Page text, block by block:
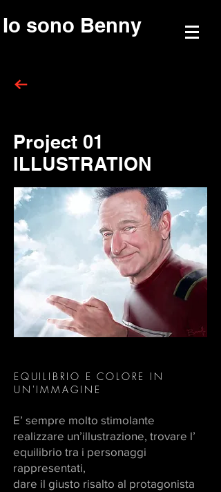
Io sono Benny
Project 01
ILLUSTRATION
EQUILIBRIO E COLORE IN
UN'IMMAGINE
E’ sempre molto stimolante
realizzare un’illustrazione, trovare l’
equilibrio tra i personaggi
rappresentati,
dare il giusto risalto al protagonista